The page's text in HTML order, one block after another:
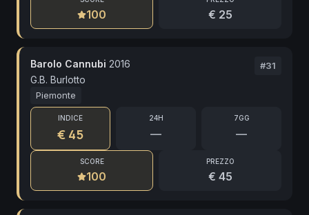
100 € 25
Barolo Cannubi 2016
G.B. Burlotto
#31
Piemonte
INDICE
€ 45
24H
—
7GG
—
SCORE
100
PREZZO
€ 45